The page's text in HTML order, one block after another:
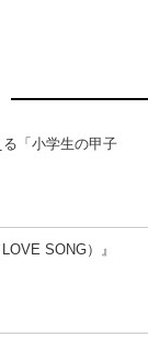
「小学生の甲子
SONG）』